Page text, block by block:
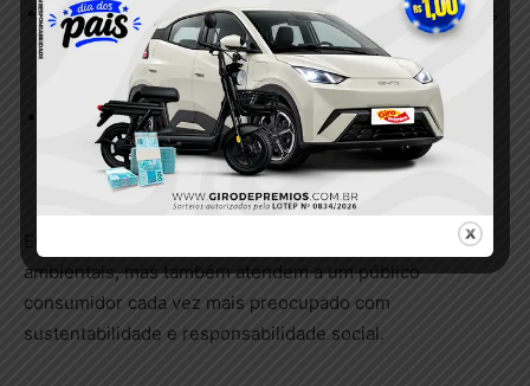
Menor consumo de energia: Máquinas automatizadas
modernas são projetadas para operar com menor
gasto energético.
Uso responsável de insumos: A automação evita
desperdícios e melhora a eficiência do uso de
embalagens.
Essas práticas não apenas ajudam a reduzir os impactos
ambientais, mas também atendem a um público
consumidor cada vez mais preocupado com
sustentabilidade e responsabilidade social.